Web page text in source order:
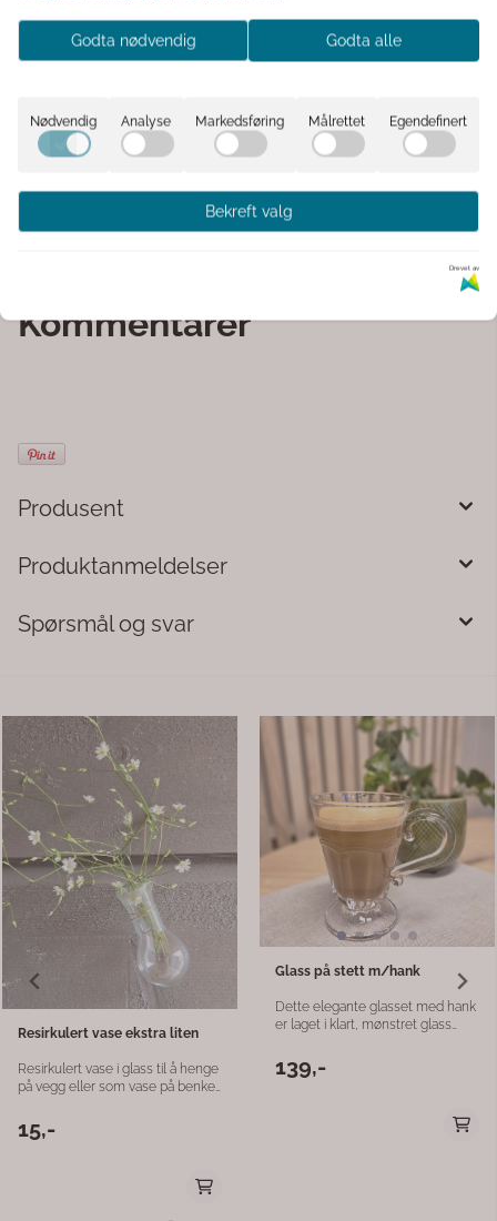
Valborg asjett Ø 20,5 cm – sand
Stilren asjett i glasert steingods med myk sandfarge og
lett rustikk finish. Perfekt til brød, småretter eller som del
av en komplett borddekking. Tåler oppvaskmaskin og
Kommentarer
Produsent
Produktanmeldelser
Spørsmål og svar
Resirkulert vase ekstra liten
Resirkulert vase i glass til å henge
på vegg eller som vase på benker
på kranser osv til pynt. Tvinn en
blomstertråd rundt halsen på
15,-
Glass på stett m/hank
Dette elegante glasset med hank
er laget i klart, mønstret glass
uttrykk. Med en størrelse på 9 x 12
cm ligger det godt i hånden og
cappuccino, te eller andre varme
139,-
Godta nødvendig Godta alle
Nødvendig Analyse Markedsføring Målrettet Egendefinert
Bekreft valg
Drevet av